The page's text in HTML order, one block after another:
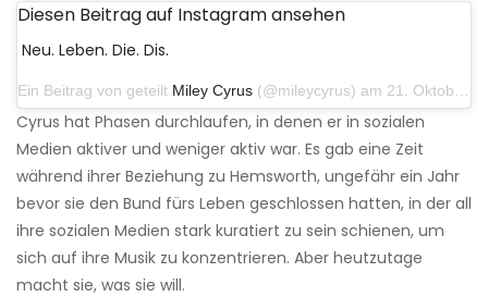
Diesen Beitrag auf Instagram ansehen
Neu. Leben. Die. Dis.
Ein Beitrag von geteilt Miley Cyrus (@mileycyrus) am 21. Oktober 2019 um 12:31 Uhr PDT
Cyrus hat Phasen durchlaufen, in denen er in sozialen
Medien aktiver und weniger aktiv war. Es gab eine Zeit
während ihrer Beziehung zu Hemsworth, ungefähr ein Jahr
bevor sie den Bund fürs Leben geschlossen hatten, in der all
ihre sozialen Medien stark kuratiert zu sein schienen, um
sich auf ihre Musik zu konzentrieren. Aber heutzutage
macht sie, was sie will.